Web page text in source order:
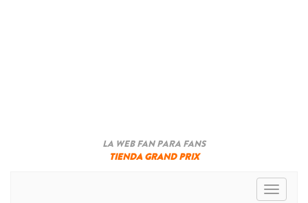
LA WEB FAN PARA FANS
TIENDA GRAND PRIX
Toggle